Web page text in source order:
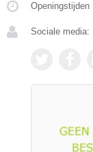
Openingstijden
Sociale media: